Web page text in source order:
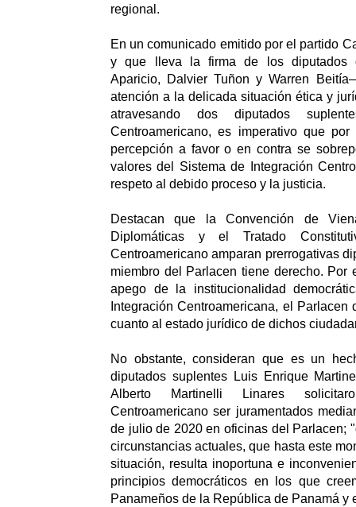
regional.
En un comunicado emitido por el partido
y que lleva la firma de los diputados
Aparicio, Dalvier Tuñon y Warren
atención a la delicada situación ética y
atravesando dos diputados
Centroamericano, es imperativo que
percepción a favor o en contra se
valores del Sistema de Integración
respeto al debido proceso y la justicia.
Destacan que la Convención de
Diplomáticas y el Tratado
Centroamericano amparan prerrogativas
miembro del Parlacen tiene derecho. Por
apego de la institucionalidad
Integración Centroamericana, el Parlacen
cuanto al estado jurídico de dichos
No obstante, consideran que es un
diputados suplentes Luis Enrique
Alberto Martinelli Linares
Centroamericano ser juramentados
de julio de 2020 en oficinas del Parlacen;
circunstancias actuales, que hasta este
situación, resulta inoportuna e
principios democráticos en los que
Panameños de la República de Panamá y